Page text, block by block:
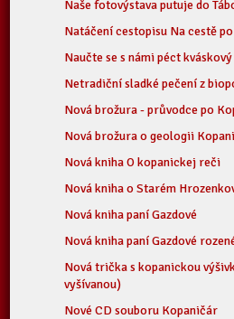
Naše fotovýstava putuje do
Natáčení cestopisu Na cestě
Naučte se s námi péct
Netradiční sladké pečení z
Nová brožura - průvodce po
Nová brožura o geologii
Nová kniha O kopanickej reči
Nová kniha o Starém
Nová kniha paní Gazdové
Nová kniha paní Gazdové
Nová trička s kopanickou
vyšívanou)
Nové CD souboru Kopaničár